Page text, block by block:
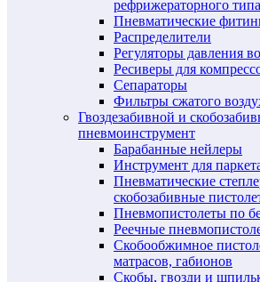
рефрижераторного типа
Пневматические
Распределители
Регуляторы давления
Ресиверы для
Сепараторы
Фильтры сжатого
Гвоздезабивной и
пневмоинструмент
Барабанные нейлеры
Инструмент для
Пневматические
скобозабивные
Пневмопистолеты по
Реечные
Скобообжимное
матрасов, габионов
Скобы, гвозди и